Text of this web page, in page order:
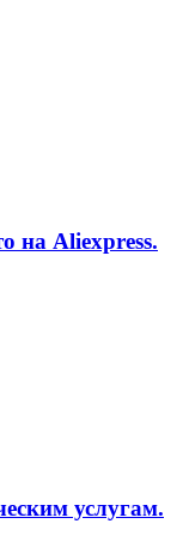
на Aliexpress.
услугам.